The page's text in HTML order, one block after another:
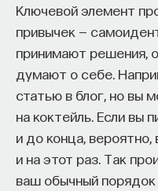
Ключевой элемент
привычек —
принимают решения,
думают о себе.
статью в блог, но вы
на коктейль. Если вы
и до конца,
и на этот раз. Так
ваш обычный
651
МЕДИЦИНА СОН
ЖУРНАЛ НАУКА
сетчаточным
Декарта было
на сетчатке
расположения
поэтому мы не имеем
образ
действительности.
очевидно, что
конструктивный,